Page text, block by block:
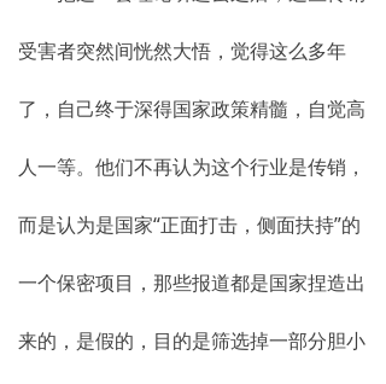
受害者突然间恍然大悟，觉得这么多年
了，自己终于深得国家政策精髓，自觉高
人一等。他们不再认为这个行业是传销，
而是认为是国家“正面打击，侧面扶持”的
一个保密项目，那些报道都是国家捏造出
来的，是假的，目的是筛选掉一部分胆小